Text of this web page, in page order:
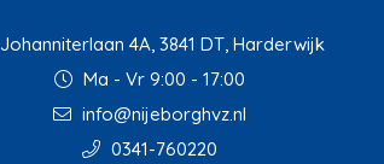
Johanniterlaan 4A, 3841 DT, Harderwijk
Ma - Vr 9:00 - 17:00
info@nijeborghvz.nl
0341-760220